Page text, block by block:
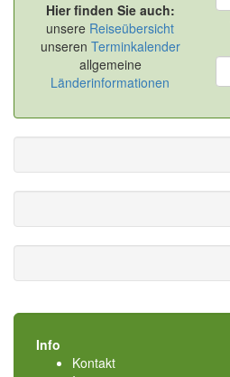
Hier finden Sie auch:
unsere Reiseübersicht
unseren Terminkalender
allgemeine
Länderinformationen
Info
Kontakt